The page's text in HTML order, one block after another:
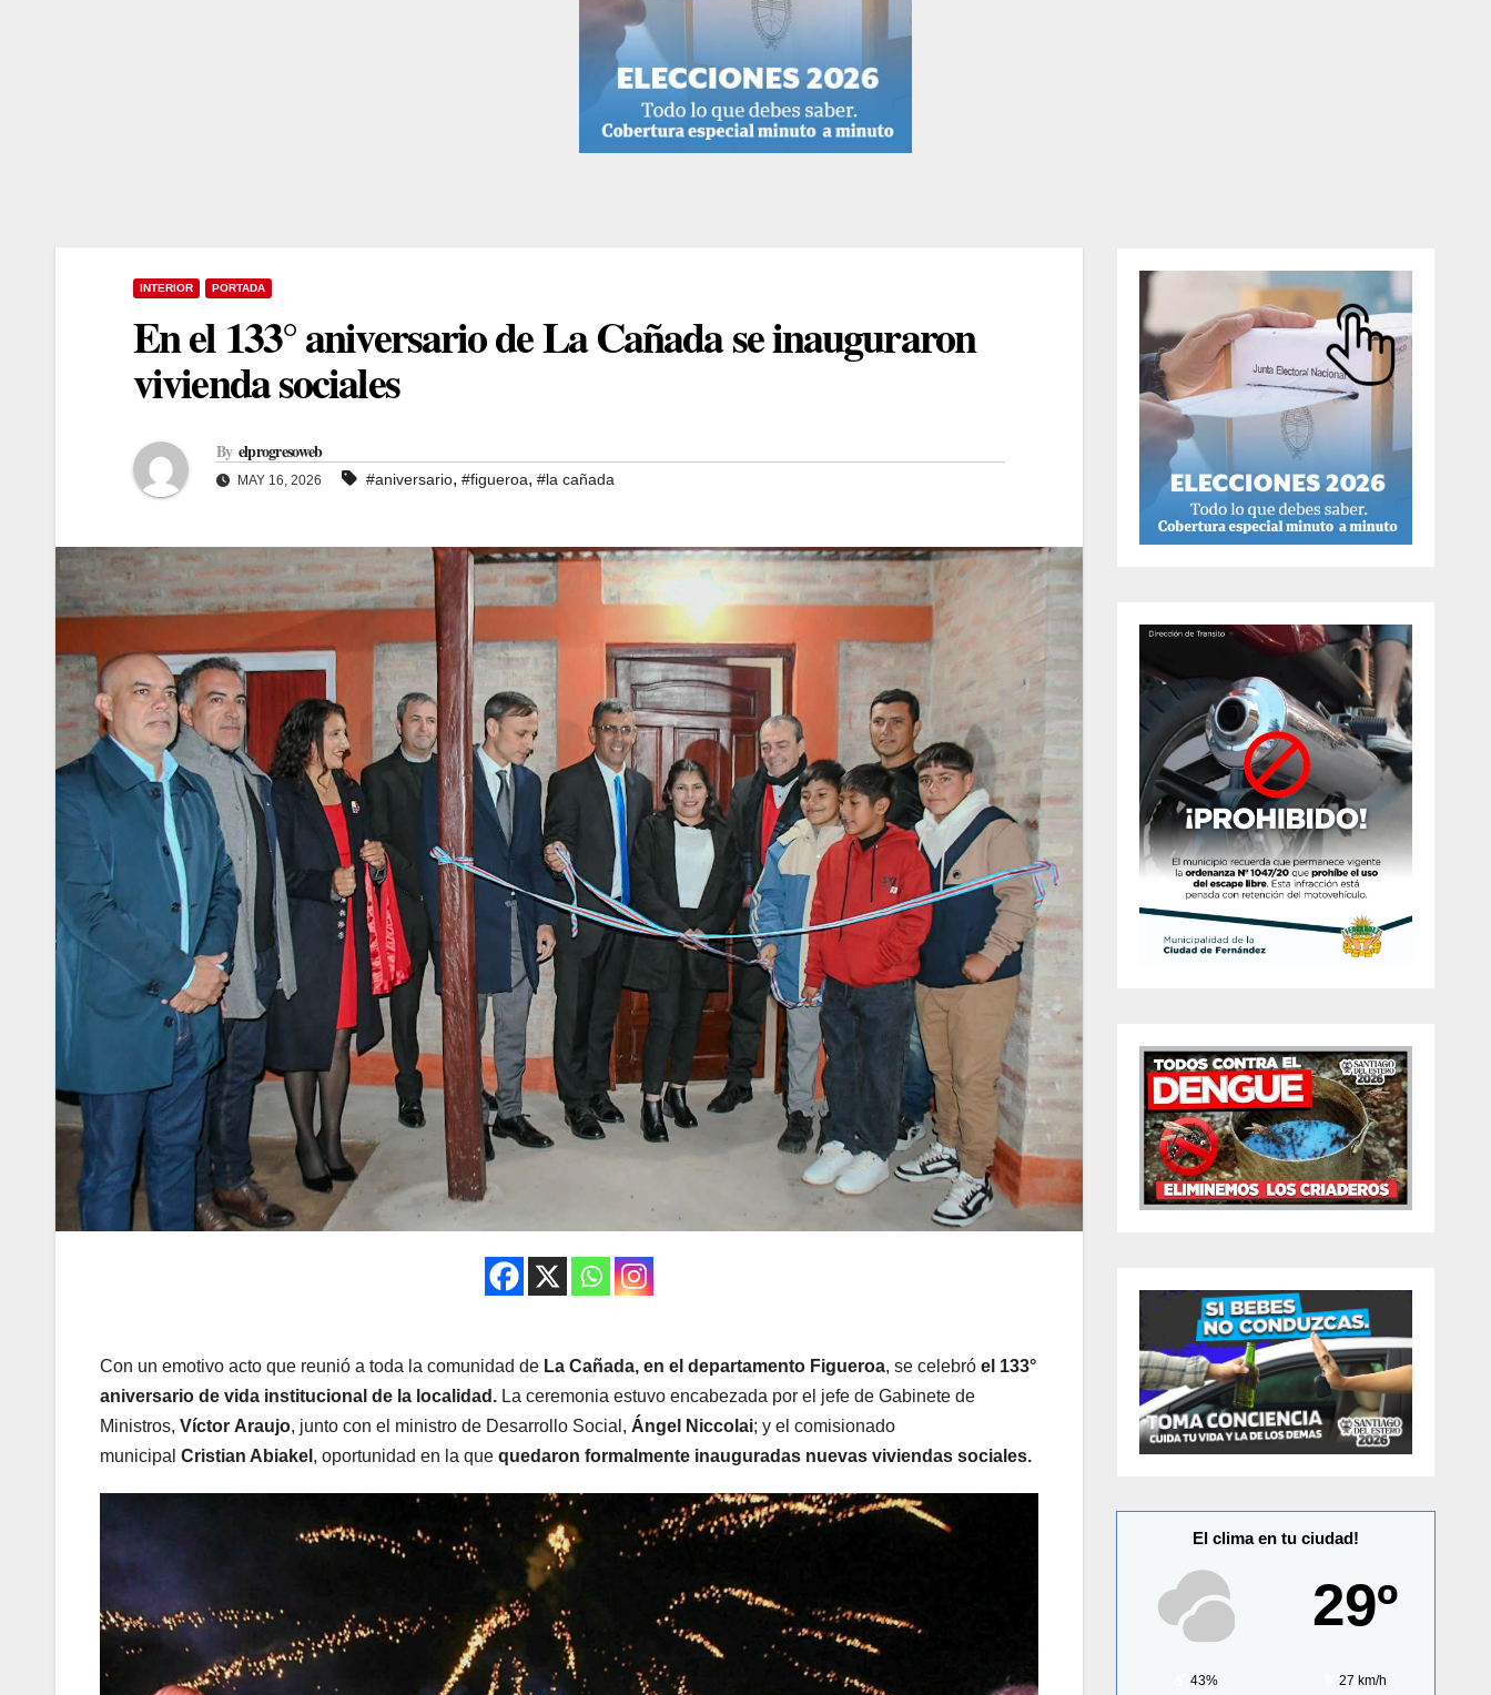
INTERIOR PORTADA
En el 133° aniversario de La Cañada se inauguraron
vivienda sociales
By elprogresoweb
MAY 16, 2026 #aniversario, #figueroa, #la cañada
Con un emotivo acto que reunió a toda la comunidad de La Cañada, en el departamento Figueroa, se celebró el 133°
aniversario de vida institucional de la localidad. La ceremonia estuvo encabezada por el jefe de Gabinete de
Ministros, Víctor Araujo, junto con el ministro de Desarrollo Social, Ángel Niccolai; y el comisionado
municipal Cristian Abiakel , oportunidad en la que quedaron formalmente inauguradas nuevas viviendas sociales.
El clima en tu ciudad!
29º
43% 27 km/h